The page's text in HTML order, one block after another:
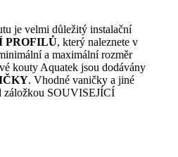
je velmi důležitý instalační
PROFILŮ, který naleznete v
a maximální rozměr
kouty Aquatek jsou dodávány
. Vhodné vaničky a jiné
záložkou SOUVISEJÍCÍ